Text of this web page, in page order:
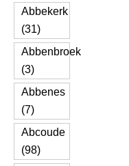
Abbekerk
(31)
Abbenbroek
(3)
Abbenes
(7)
Abcoude
(98)